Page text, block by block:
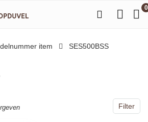
0
item ‎SES500BSS
Filter